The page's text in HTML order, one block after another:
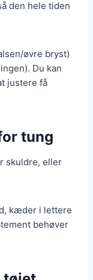
den hele tiden
øvre bryst)
Du kan
justere få
tung
skuldre, eller
kæder i lettere
behøver